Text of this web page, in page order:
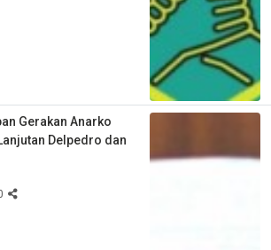
Gerakan Anarko
Delpedro dan